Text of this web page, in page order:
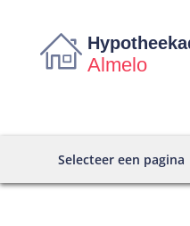
Almelo
Selecteer een pagina